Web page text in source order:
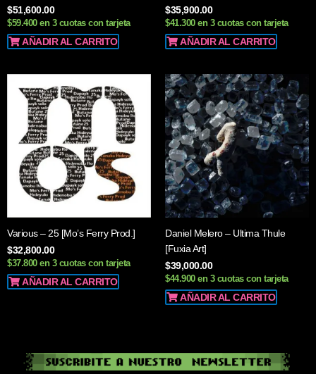
$51,600.00
$59.400 en 3 cuotas con tarjeta
AÑADIR AL CARRITO
$35,900.00
$41.300 en 3 cuotas con tarjeta
AÑADIR AL CARRITO
Various – 25 [Mo’s Ferry Prod.]
$32,800.00
$37.800 en 3 cuotas con tarjeta
AÑADIR AL CARRITO
Daniel Melero – Ultima Thule
[Fuxia Art]
$39,000.00
$44.900 en 3 cuotas con tarjeta
AÑADIR AL CARRITO